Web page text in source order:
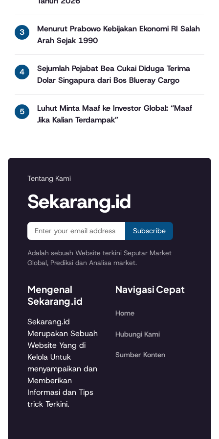
Menurut Prabowo Kebijakan Ekonomi RI Salah
Arah Sejak 1990
Sejumlah Pejabat Bea Cukai Diduga Terima
Dolar Singapura dari Bos Blueray Cargo
Luhut Minta Maaf ke Investor Global: “Maaf
Jika Kalian Terdampak”
Tentang Kami
Sekarang.id
Subscribe
Adalah sebuah Website terkini Seputar Market
Global, Prediksi dan Analisa market.
Mengenal
Sekarang.id
Sekarang.id
Merupakan Sebuah
Website Yang di
Kelola Untuk
menyampaikan dan
Memberikan
Informasi dan Tips
trick Terkini.
Navigasi Cepat
Home
Hubungi Kami
Sumber Konten